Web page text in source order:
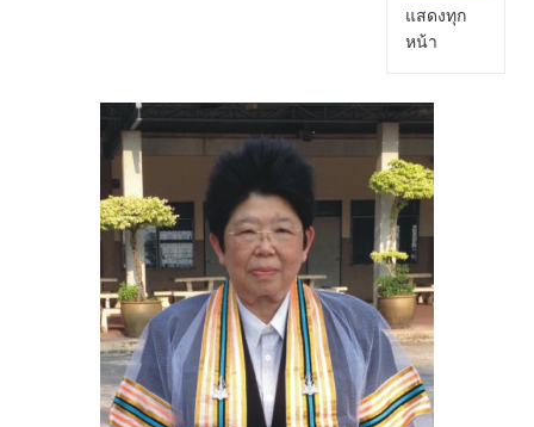
แสดงทุก
หน้า